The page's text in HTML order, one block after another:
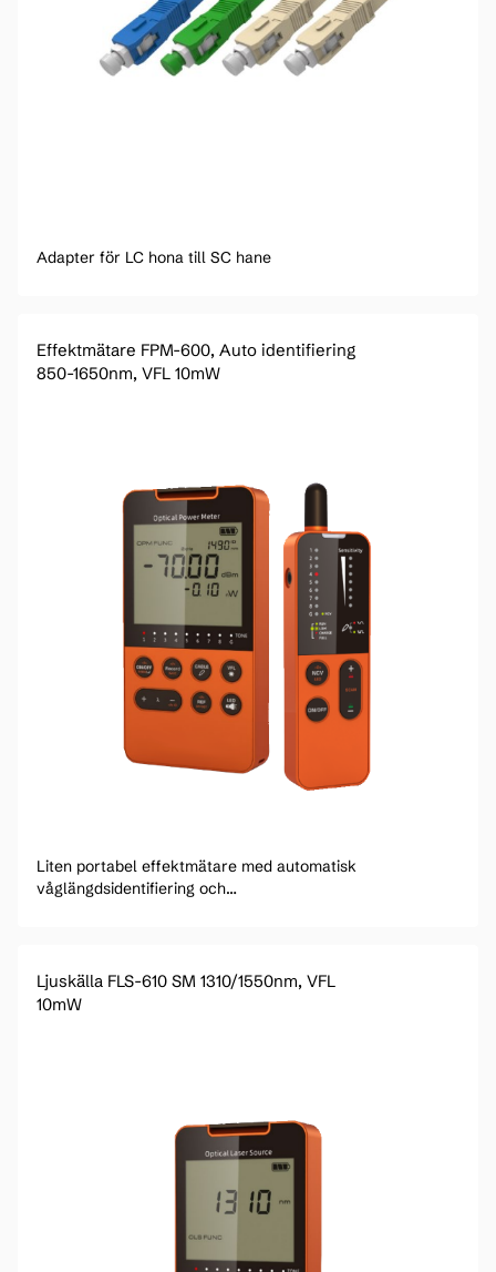
Adapter för LC hona till SC hane
Effektmätare FPM-600, Auto identifiering
850-1650nm, VFL 10mW
Liten portabel effektmätare med automatisk
våglängdsidentifiering och
Ljuskälla FLS-610 SM 1310/1550nm, VFL
10mW